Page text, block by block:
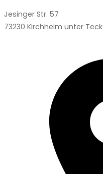
Jesinger Str. 57
73230 Kirchheim unter Teck